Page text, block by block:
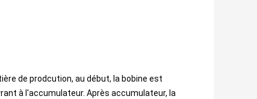
de prodcution, au début, la bobine est
à l'accumulateur. Après accumulateur, la